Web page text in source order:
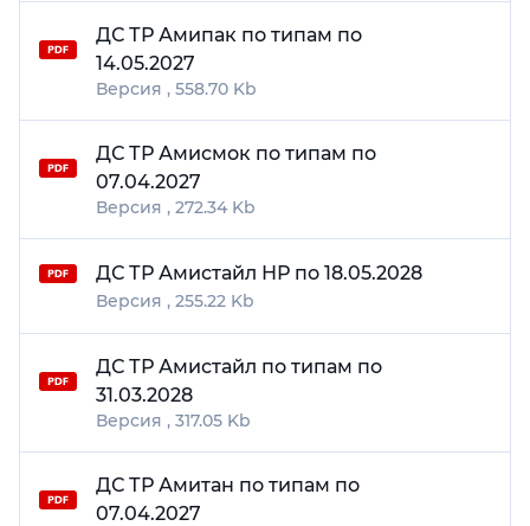
ДС ТР Амипак по типам по
14.05.2027
558.70 Kb
ДС ТР Амисмок по типам по
07.04.2027
272.34 Kb
ДС ТР Амистайл НР по 18.05.2028
255.22 Kb
ДС ТР Амистайл по типам по
31.03.2028
317.05 Kb
ДС ТР Амитан по типам по
07.04.2027